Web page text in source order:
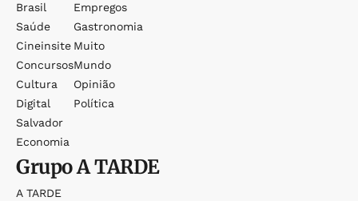
Brasil
Saúde
Cineinsite
Concursos
Cultura
Digital
Salvador
Economia
Empregos
Gastronomia
Muito
Mundo
Opinião
Política
GrupoA TARDE
A TARDE